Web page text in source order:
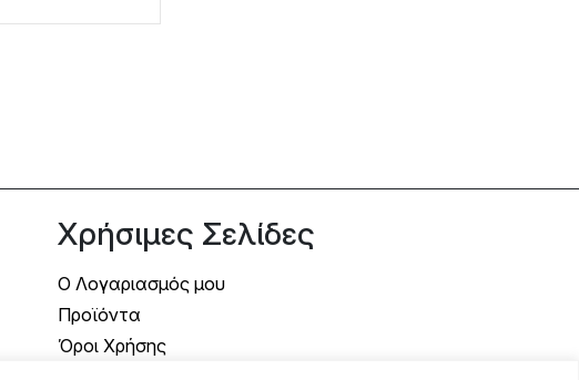
Χρήσιμες Σελίδες
Ο Λογαριασμός μου
Προϊόντα
Όροι Χρήσης